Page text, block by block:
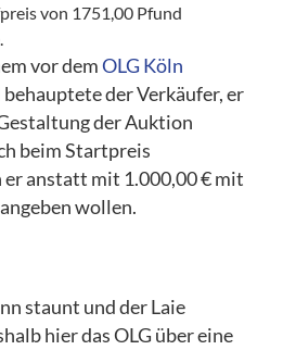
von 1751,00 Pfund
vor demOLG Köln
der Verkäufer, er
der Auktion
beim Startpreis
er anstatt mit 1.000,00 € mit
wollen.
staunt und der Laie
hier das OLG über eine